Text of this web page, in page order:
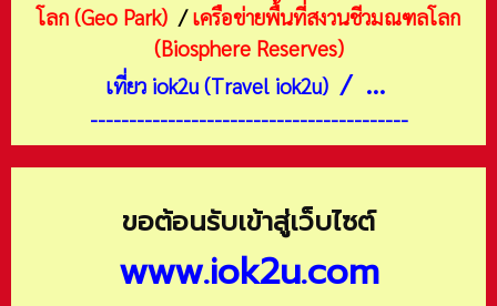
โลก (Geo Park) /เครือข่ายพื้นที่สงวนชีวมณฑลโลก
(Biosphere Reserves)
เที่ยว iok2u (Travel iok2u) / ...
-----------------------------------------
ขอต้อนรับเข้าสู่เว็บไซต์
www.iok2u.com